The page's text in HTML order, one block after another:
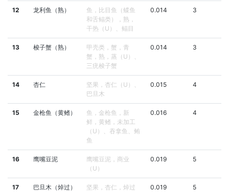
12 龙利鱼（熟）
鱼，比目鱼（鲽鱼
和舌鳎类），熟，
干热（U）、鳎目
0.014 3
13 梭子蟹（熟）
甲壳类，蟹，青
蟹，熟，蒸（U）、
三疣梭子蟹
0.014 3
14 杏仁
坚果，杏仁（U）、
巴旦木
0.015 4
15 金枪鱼（黄鳍）
鱼，金枪鱼，新
鲜，黄鳍，未加工
（U）、吞拿鱼、鲔
鱼
0.016 4
16 鹰嘴豆泥
鹰嘴豆泥，商业
（U）
0.019 5
17 巴旦木（焯过）
坚果，杏仁，焯过
0.019 5